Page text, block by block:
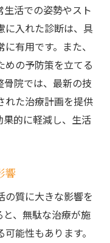
活での姿勢やスト
に入れた診断は、具
有用です。また、
めの予防策を立てる
院では、最新の技
れた治療計画を提供
果的に軽減し、生活
響
の質に大きな影響を
、無駄な治療が施
能性もあります。